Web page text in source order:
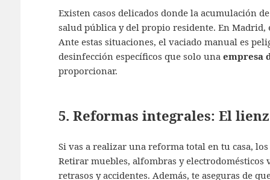
Existen casos delicados donde la acumulación
salud pública y del propio residente. En
Ante estas situaciones, el vaciado manual es
desinfección específicos que solo una empresa
proporcionar.
5. Reformas integrales: El
Si vas a realizar una reforma total en tu casa,
Retirar muebles, alfombras y
retrasos y accidentes. Además, te aseguras de